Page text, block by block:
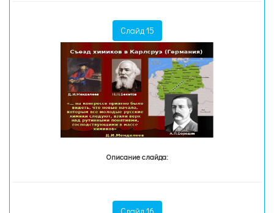
Слайд 15
Описание слайда: